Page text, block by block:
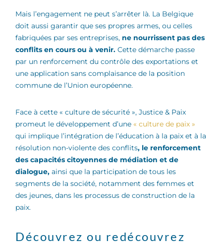
Mais l’engagement ne peut s’arrêter là. La Belgique
doit aussi garantir que ses propres armes, ou celles
fabriquées par ses entreprises, ne nourrissent pas des
conflits en cours ou à venir.Cette démarche passe
par un renforcement du contrôle des exportations et
une application sans complaisance de la position
commune de l’Union européenne.
Face à cette « culture de sécurité », Justice & Paix
promeut le développement d’une « culture de paix »
qui implique l’intégration de l’éducation à la paix et à la
résolution non-violente des conflits, le renforcement
des capacités citoyennes de médiation et de
dialogue,ainsi que la participation de tous les
segments de la société, notamment des femmes et
des jeunes, dans les processus de construction de la
paix.
Découvrez ou redécouvrez